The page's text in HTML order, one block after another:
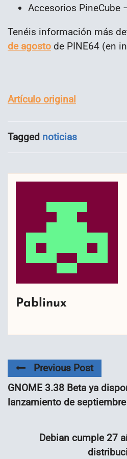
Accesorios PineCube
Tenéis información más
de agosto de PINE64 (en
Artículo original
Tagged noticias
Pablinux
Previous Post
GNOME 3.38 Beta ya
lanzamiento de septiembre
Debian cumple 27